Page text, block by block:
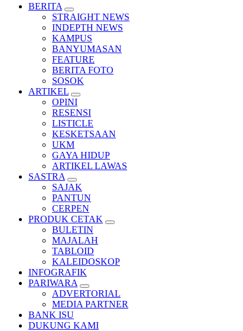
BERITA
STRAIGHT NEWS
INDEPTH NEWS
KAMPUS
BANYUMASAN
FEATURE
BERITA FOTO
SOSOK
ARTIKEL
OPINI
RESENSI
LISTICLE
KESKETSAAN
UKM
GAYA HIDUP
ARTIKEL LAWAS
SASTRA
SAJAK
PANTUN
CERPEN
PRODUK CETAK
BULETIN
MAJALAH
TABLOID
KALEIDOSKOP
INFOGRAFIK
PARIWARA
ADVERTORIAL
MEDIA PARTNER
BANK ISU
DUKUNG KAMI